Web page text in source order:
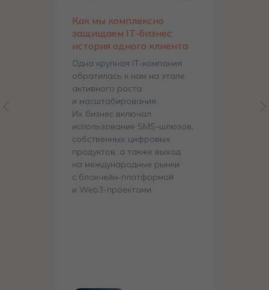
обратилась к нам на этапе
активного роста
и масштабирования.
Их бизнес включал
использование SMS-шлюзов,
собственных цифровых
продуктов, а также выход
на международные рынки
с блокчейн-платформой
и Web3-проектами.